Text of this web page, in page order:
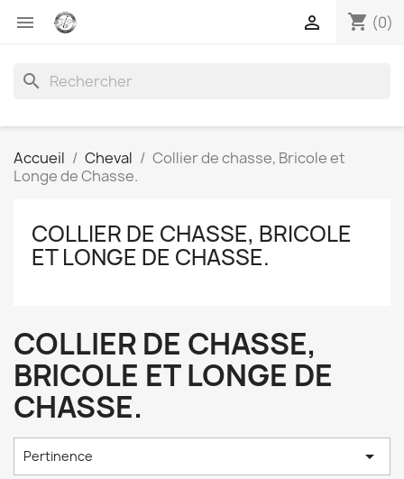
 shopping_cart (0)

search
Accueil Cheval
Collier de chasse, Bricole et
Longe de Chasse.
COLLIER DE CHASSE, BRICOLE
ET LONGE DE CHASSE.
COLLIER DE CHASSE,
BRICOLE ET LONGE DE
CHASSE.
Pertinence 